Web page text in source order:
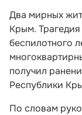
Два мирных
Крым.
беспилотного
получил
Республики
По словам